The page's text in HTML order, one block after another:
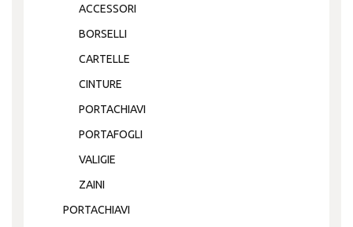
ACCESSORI
BORSELLI
CARTELLE
CINTURE
PORTACHIAVI
PORTAFOGLI
VALIGIE
ZAINI
PORTACHIAVI